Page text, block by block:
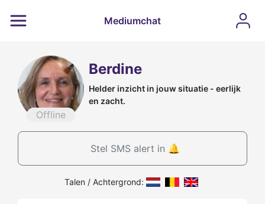
Mediumchat
Offline
Berdine
Helder inzicht in jouw situatie - eerlijk
en zacht.
Stel SMS alert in 🔔
Talen / Achtergrond: